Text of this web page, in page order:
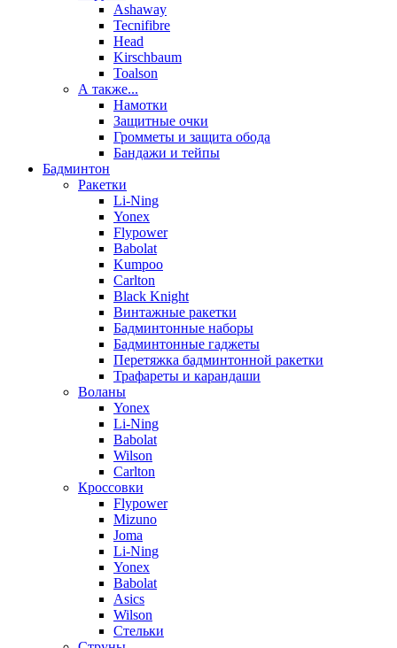
Ashaway
Tecnifibre
Head
Kirschbaum
Toalson
А также...
Намотки
Защитные очки
Громметы и защита обода
Бандажи и тейпы
Бадминтон
Ракетки
Li-Ning
Yonex
Flypower
Babolat
Kumpoo
Carlton
Black Knight
Винтажные ракетки
Бадминтонные наборы
Бадминтонные гаджеты
Перетяжка бадминтонной ракетки
Трафареты и карандаши
Воланы
Yonex
Li-Ning
Babolat
Wilson
Carlton
Кроссовки
Flypower
Mizuno
Joma
Li-Ning
Yonex
Babolat
Asics
Wilson
Стельки